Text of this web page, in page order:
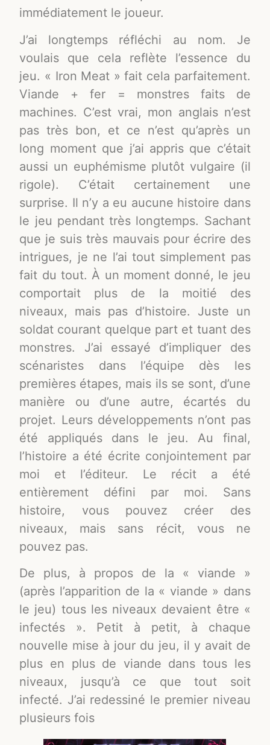
immédiatement le joueur.
J’ai longtemps réfléchi au nom. Je
voulais que cela reflète l’essence du
jeu. « Iron Meat » fait cela parfaitement.
Viande + fer = monstres faits de
machines. C’est vrai, mon anglais n’est
pas très bon, et ce n’est qu’après un
long moment que j’ai appris que c’était
aussi un euphémisme plutôt vulgaire (il
rigole). C’était certainement une
surprise. Il n’y a eu aucune histoire dans
le jeu pendant très longtemps. Sachant
que je suis très mauvais pour écrire des
intrigues, je ne l’ai tout simplement pas
fait du tout. À un moment donné, le jeu
comportait plus de la moitié des
niveaux, mais pas d’histoire. Juste un
soldat courant quelque part et tuant des
monstres. J’ai essayé d’impliquer des
scénaristes dans l’équipe dès les
premières étapes, mais ils se sont, d’une
manière ou d’une autre, écartés du
projet. Leurs développements n’ont pas
été appliqués dans le jeu. Au final,
l’histoire a été écrite conjointement par
moi et l’éditeur. Le récit a été
entièrement défini par moi. Sans
histoire, vous pouvez créer des
niveaux, mais sans récit, vous ne
pouvez pas.
De plus, à propos de la « viande »
(après l’apparition de la « viande » dans
le jeu) tous les niveaux devaient être «
infectés ». Petit à petit, à chaque
nouvelle mise à jour du jeu, il y avait de
plus en plus de viande dans tous les
niveaux, jusqu’à ce que tout soit
infecté. J’ai redessiné le premier niveau
plusieurs fois